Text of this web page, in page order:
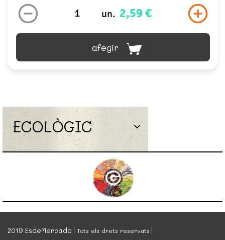
un. 2,59 €
afegir
ECOLÒGIC
2019 EsdeMercado
Tots els drets reservats